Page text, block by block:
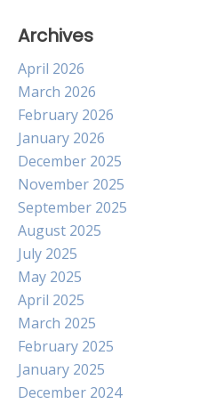
Archives
April 2026
March 2026
February 2026
January 2026
December 2025
November 2025
September 2025
August 2025
July 2025
May 2025
April 2025
March 2025
February 2025
January 2025
December 2024